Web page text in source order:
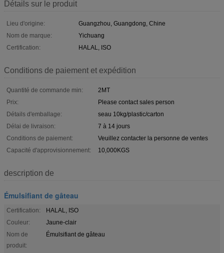
Détails sur le produit
Lieu d'origine:
Guangzhou, Guangdong, Chine
Nom de marque:
Yichuang
Certification:
HALAL, ISO
Conditions de paiement et expédition
Quantité de commande min:
2MT
Prix:
Please contact sales person
Détails d'emballage:
seau 10kg/plastic/carton
Délai de livraison:
7 à 14 jours
Conditions de paiement:
Veuillez contacter la personne de ventes
Capacité d'approvisionnement:
10,000KGS
description de
Émulsifiant de gâteau
Certification:
HALAL, ISO
Couleur:
Jaune-clair
Nom de
produit:
Émulsifiant de gâteau